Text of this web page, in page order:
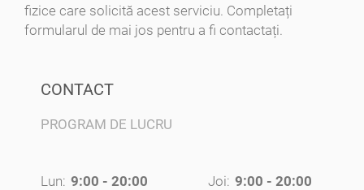
fizice care solicită acest serviciu. Completați
formularul de mai jos pentru a fi contactați.
CONTACT
PROGRAM DE LUCRU
Lun: 9:00 - 20:00
Joi: 9:00 - 20:00